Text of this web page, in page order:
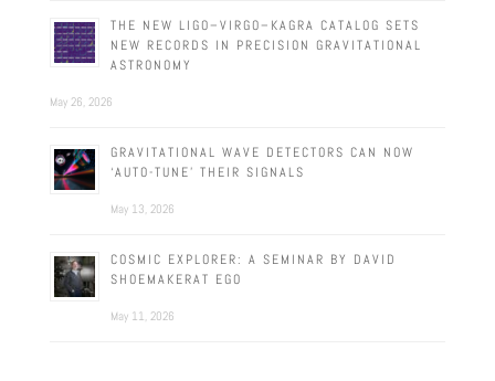
THE NEW LIGO–VIRGO–KAGRA CATALOG SETS
NEW RECORDS IN PRECISION GRAVITATIONAL
ASTRONOMY
May 26, 2026
GRAVITATIONAL WAVE DETECTORS CAN NOW
‘AUTO-TUNE’ THEIR SIGNALS
May 13, 2026
COSMIC EXPLORER: A SEMINAR BY DAVID
SHOEMAKERAT EGO
May 11, 2026